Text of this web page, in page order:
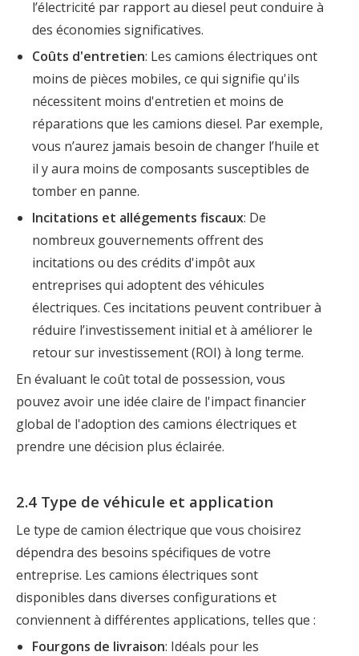
l’électricité par rapport au diesel peut conduire à
des économies significatives.
Coûts d'entretien: Les camions électriques ont
moins de pièces mobiles, ce qui signifie qu'ils
nécessitent moins d'entretien et moins de
réparations que les camions diesel. Par exemple,
vous n’aurez jamais besoin de changer l’huile et
il y aura moins de composants susceptibles de
tomber en panne.
Incitations et allégements fiscaux: De
nombreux gouvernements offrent des
incitations ou des crédits d'impôt aux
entreprises qui adoptent des véhicules
électriques. Ces incitations peuvent contribuer à
réduire l’investissement initial et à améliorer le
retour sur investissement (ROI) à long terme.
En évaluant le coût total de possession, vous
pouvez avoir une idée claire de l'impact financier
global de l'adoption des camions électriques et
prendre une décision plus éclairée.
2.4 Type de véhicule et application
Le type de camion électrique que vous choisirez
dépendra des besoins spécifiques de votre
entreprise. Les camions électriques sont
disponibles dans diverses configurations et
conviennent à différentes applications, telles que :
Fourgons de livraison: Idéals pour les